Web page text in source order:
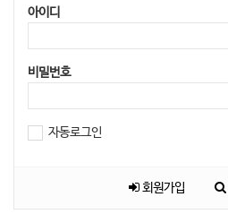
아이디
비밀번호
자동로그인
회원가입